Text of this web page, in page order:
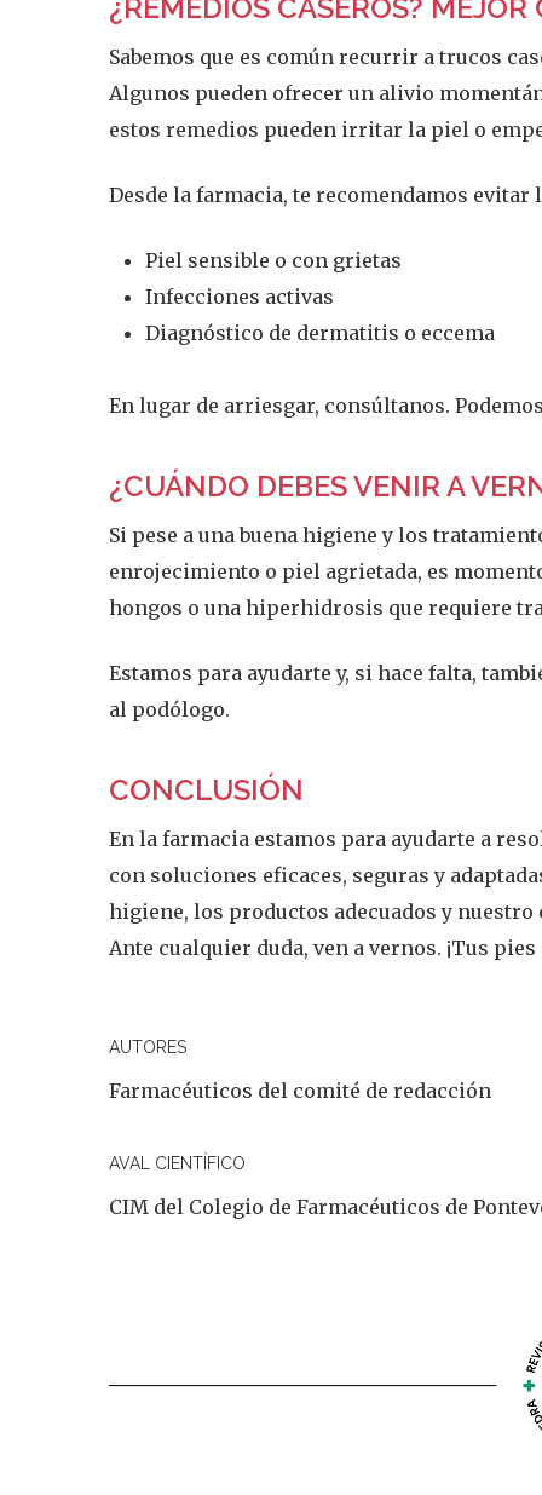
¿REMEDIOS CASEROS?
Sabemos que es común recurrir a trucos
Algunos pueden ofrecer un alivio
estos remedios pueden irritar la piel o
Desde la farmacia, te recomendamos
Piel sensible o con grietas
Infecciones activas
Diagnóstico de dermatitis o eccema
En lugar de arriesgar, consúltanos.
¿CUÁNDO DEBES VENIR A
Si pese a una buena higiene y los
enrojecimiento o piel agrietada, es
hongos o una hiperhidrosis que requiere
Estamos para ayudarte y, si hace falta,
al podólogo.
CONCLUSIÓN
En la farmacia estamos para ayudarte a
con soluciones eficaces, seguras y
higiene, los productos adecuados y
Ante cualquier duda, ven a vernos. ¡Tus
AUTORES
Farmacéuticos del comité de redacción
AVAL CIENTÍFICO
CIM del Colegio de Farmacéuticos de